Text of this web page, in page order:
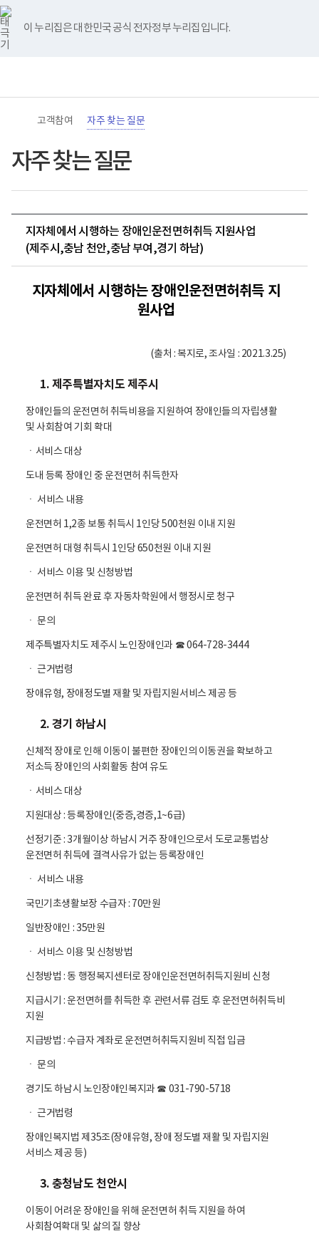
바
로
가
기
메
이 누리집은 대한민국 공식 전자정부 누리집입니다.
너
비
767px
이
하
영
검
메
홈
고객참여 자주 찾는 질문
자주 찾는 질문
지자체에서 시행하는 장애인운전면허취득 지원사업
(제주시,충남 천안,충남 부여,경기 하남)
지자체에서 시행하는 장애인운전면허취득 지
원사업
(출처 : 복지로, 조사일 : 2021.3.25)
1. 제주특별자치도 제주시
장애인들의 운전면허 취득비용을 지원하여 장애인들의 자립생활
및 사회참여 기회 확대
ㆍ서비스 대상
도내 등록 장애인 중 운전면허 취득한자
ㆍ 서비스 내용
운전면허 1,2종 보통 취득시 1인당 500천원 이내 지원
운전면허 대형 취득시 1인당 650천원 이내 지원
ㆍ 서비스 이용 및 신청방법
운전면허 취득 완료 후 자동차학원에서 행정시로 청구
ㆍ 문의
제주특별자치도 제주시 노인장애인과 ☎ 064-728-3444
ㆍ 근거법령
장애유형, 장애정도별 재활 및 자립지원서비스 제공 등
2. 경기 하남시
신체적 장애로 인해 이동이 불편한 장애인의 이동권을 확보하고
저소득 장애인의 사회활동 참여 유도
ㆍ서비스 대상
지원대상 : 등록장애인(중증,경증,1~6급)
선정기준 : 3개월이상 하남시 거주 장애인으로서 도로교통법상
운전면허 취득에 결격사유가 없는 등록장애인
ㆍ 서비스 내용
국민기초생활보장 수급자 : 70만원
일반장애인 : 35만원
ㆍ 서비스 이용 및 신청방법
신청방법 : 동 행정복지센터로 장애인운전면허취득지원비 신청
지급시기 : 운전면허를 취득한 후 관련서류 검토 후 운전면허취득비
지원
지급방법 : 수급자 계좌로 운전면허취득지원비 직접 입금
ㆍ 문의
경기도 하남시 노인장애인복지과 ☎ 031-790-5718
ㆍ 근거법령
장애인복지법 제35조(장애유형, 장애 정도별 재활 및 자립지원
서비스 제공 등)
3. 충청남도 천안시
이동이 어려운 장애인을 위해 운전면허 취득 지원을 하여
사회참여확대 및 삶의 질 향상
유
튜
브
블
로
그
인
스
타
그
램
페
이
스
북